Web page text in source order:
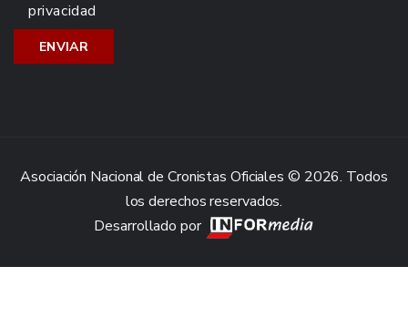
privacidad
Asociación Nacional de Cronistas Oficiales © 2026. Todos
los derechos reservados.
Desarrollado por